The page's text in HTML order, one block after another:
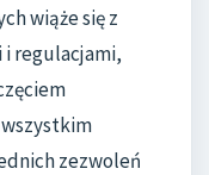
wiąże się z
i regulacjami,
zezwoleń